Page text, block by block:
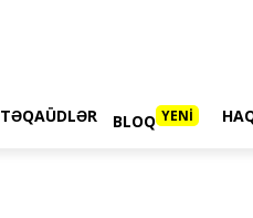
TƏQAÜDLƏR BLOQ YENİ